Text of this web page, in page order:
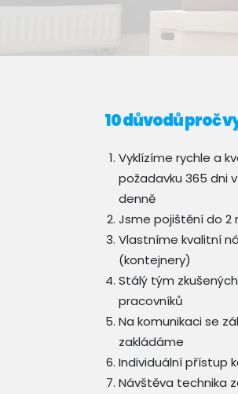
10 důvodů proč
Vyklízíme rychle a
požadavku 365 dni
denně
Jsme pojištění do 2
Vlastníme kvalitní
(kontejnery)
Stálý tým
pracovníků
Na komunikaci se
zakládáme
Individuální přístup
Návštěva technika